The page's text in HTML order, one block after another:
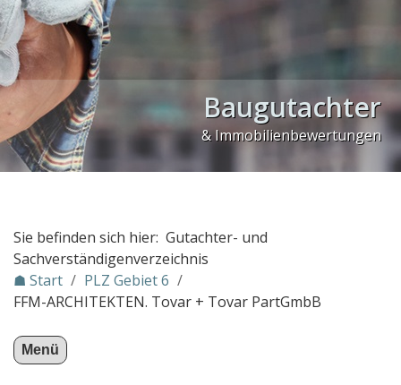
Gutachter in München
Gutachter in Stuttgart
PLZ Gebiet 0
PLZ Gebiet 1
PLZ Gebiet 2
PLZ Gebiet 3
PLZ Gebiet 5
PLZ Gebiet 6
Ronny Kazyska
Autotec Ingenieurbüro Kfz-Sachverständige
Baugutachter
& Immobilienbewertungen
Sie befinden sich hier: Gutachter- und
Sachverständigenverzeichnis
☗ Start / PLZ Gebiet 6 /
FFM-ARCHITEKTEN. Tovar + Tovar PartGmbB
Menü